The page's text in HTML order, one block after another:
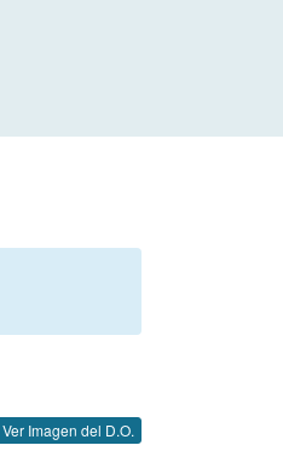
Ver Imagen del D.O.